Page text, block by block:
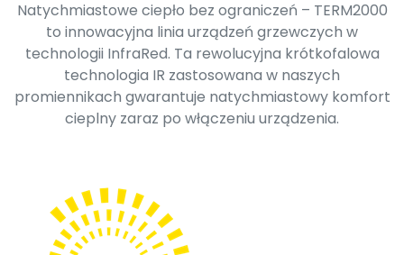
Natychmiastowe ciepło bez ograniczeń – TERM2000
to innowacyjna linia urządzeń grzewczych w
technologii InfraRed. Ta rewolucyjna krótkofalowa
technologia IR zastosowana w naszych
promiennikach gwarantuje natychmiastowy komfort
cieplny zaraz po włączeniu urządzenia.